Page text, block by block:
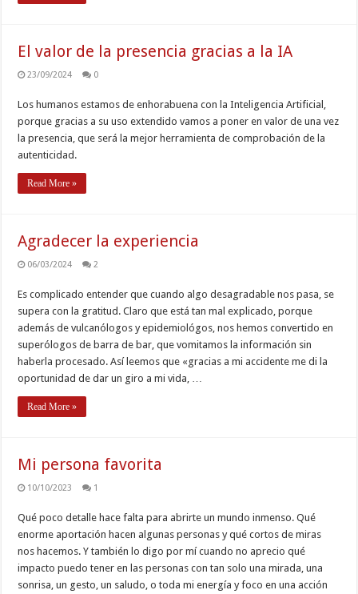
El valor de la presencia gracias a la IA
23/09/2024 0
Los humanos estamos de enhorabuena con la Inteligencia Artificial,
porque gracias a su uso extendido vamos a poner en valor de una vez
la presencia, que será la mejor herramienta de comprobación de la
autenticidad.
Read More »
Agradecer la experiencia
06/03/2024 2
Es complicado entender que cuando algo desagradable nos pasa, se
supera con la gratitud. Claro que está tan mal explicado, porque
además de vulcanólogos y epidemiológos, nos hemos convertido en
superólogos de barra de bar, que vomitamos la información sin
haberla procesado. Así leemos que «gracias a mi accidente me di la
oportunidad de dar un giro a mi vida, …
Read More »
Mi persona favorita
10/10/2023 1
Qué poco detalle hace falta para abrirte un mundo inmenso. Qué
enorme aportación hacen algunas personas y qué cortos de miras
nos hacemos. Y también lo digo por mí cuando no aprecio qué
impacto puedo tener en las personas con tan solo una mirada, una
sonrisa, un gesto, un saludo, o toda mi energía y foco en una acción